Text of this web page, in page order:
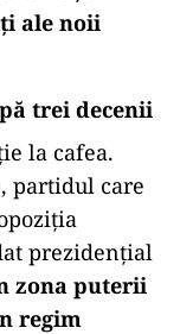
ale noii
trei decenii
la cafea.
partidul care
prezidențial
zona puterii
regim